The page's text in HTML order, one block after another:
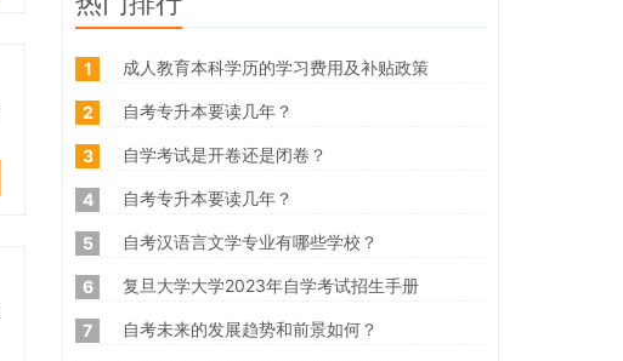
1 成人教育本科学历的学习费用及补贴政策
2 自考专升本要读几年？
3 自学考试是开卷还是闭卷？
4 自考专升本要读几年？
5 自考汉语言文学专业有哪些学校？
6 复旦大学大学2023年自学考试招生手册
7 自考未来的发展趋势和前景如何？